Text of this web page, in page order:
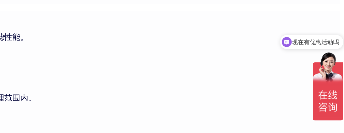
能。
围内。
现在有优惠活动吗